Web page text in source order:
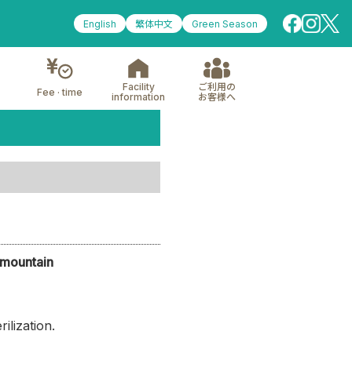
Fee · time
Facility
information
ご利用の
お客様へ
English 繁体中文 Green Season